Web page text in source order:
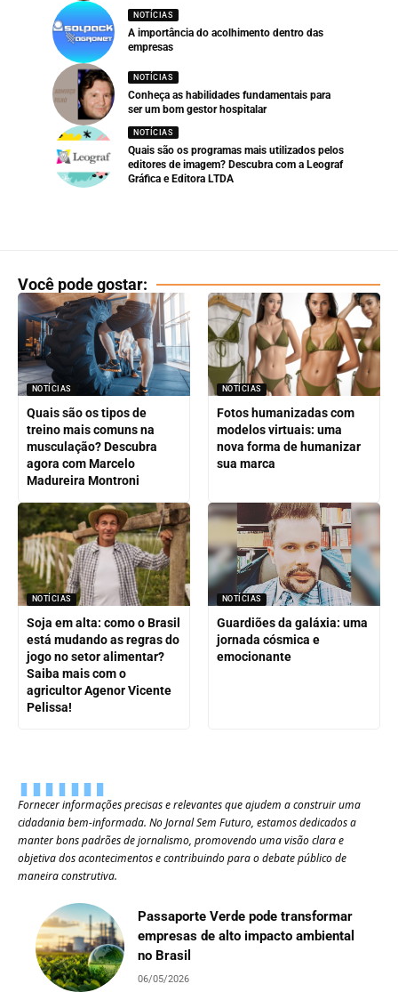
NOTÍCIAS
A importância do acolhimento dentro das
empresas
NOTÍCIAS
Conheça as habilidades fundamentais para
ser um bom gestor hospitalar
NOTÍCIAS
Quais são os programas mais utilizados pelos
editores de imagem? Descubra com a Leograf
Gráfica e Editora LTDA
Você pode gostar:
NOTÍCIAS
Quais são os tipos de
treino mais comuns na
musculação? Descubra
agora com Marcelo
Madureira Montroni
NOTÍCIAS
Fotos humanizadas com
modelos virtuais: uma
nova forma de humanizar
sua marca
NOTÍCIAS
Soja em alta: como o Brasil
está mudando as regras do
jogo no setor alimentar?
Saiba mais com o
agricultor Agenor Vicente
Pelissa!
NOTÍCIAS
Guardiões da galáxia: uma
jornada cósmica e
emocionante
Fornecer informações precisas e relevantes que ajudem a construir uma
cidadania bem-informada. No Jornal Sem Futuro, estamos dedicados a
manter bons padrões de jornalismo, promovendo uma visão clara e
objetiva dos acontecimentos e contribuindo para o debate público de
maneira construtiva.
Passaporte Verde pode transformar
empresas de alto impacto ambiental
no Brasil
06/05/2026